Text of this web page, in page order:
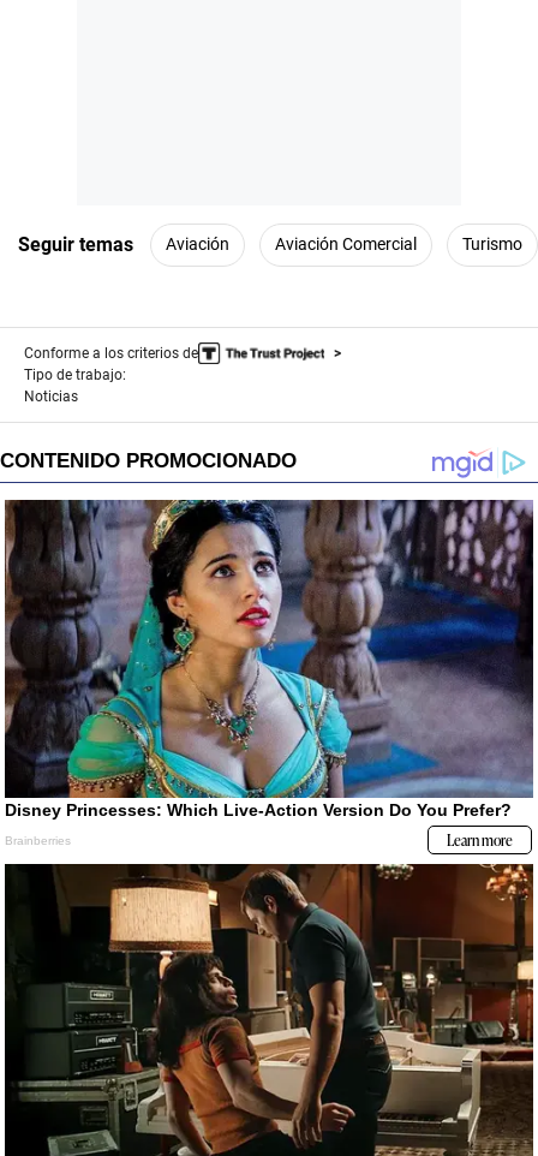
Seguir temas Aviación Aviación Comercial Turismo
Conforme a los criterios de
Tipo de trabajo:
Noticias